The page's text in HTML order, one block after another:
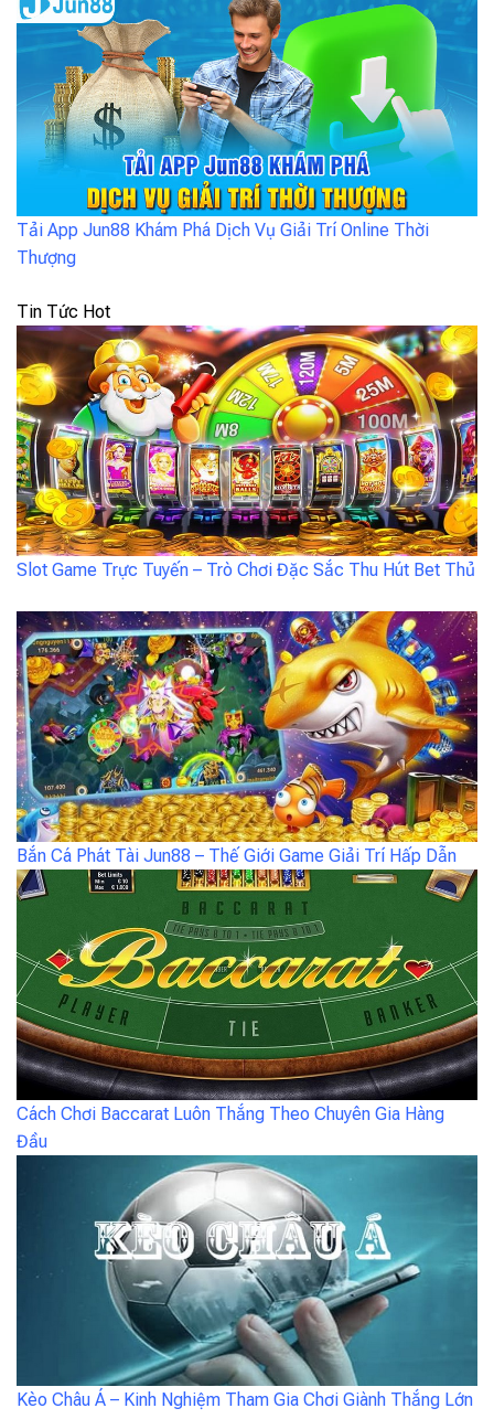
Tải App Jun88 Khám Phá Dịch Vụ Giải Trí Online Thời
Thượng
Tin Tức Hot
Slot Game Trực Tuyến – Trò Chơi Đặc Sắc Thu Hút Bet Thủ
Bắn Cá Phát Tài Jun88 – Thế Giới Game Giải Trí Hấp Dẫn
Cách Chơi Baccarat Luôn Thắng Theo Chuyên Gia Hàng
Đầu
Kèo Châu Á – Kinh Nghiệm Tham Gia Chơi Giành Thắng Lớn